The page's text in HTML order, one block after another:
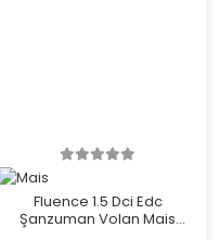
Fluence 1.5 Dci Edc
Şanzuman Volan Mais